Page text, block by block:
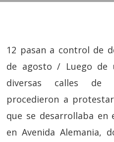
12 pasan a control de
de agosto / Luego de
diversas calles de
procedieron a
que se desarrollaba en
en Avenida Alemania,